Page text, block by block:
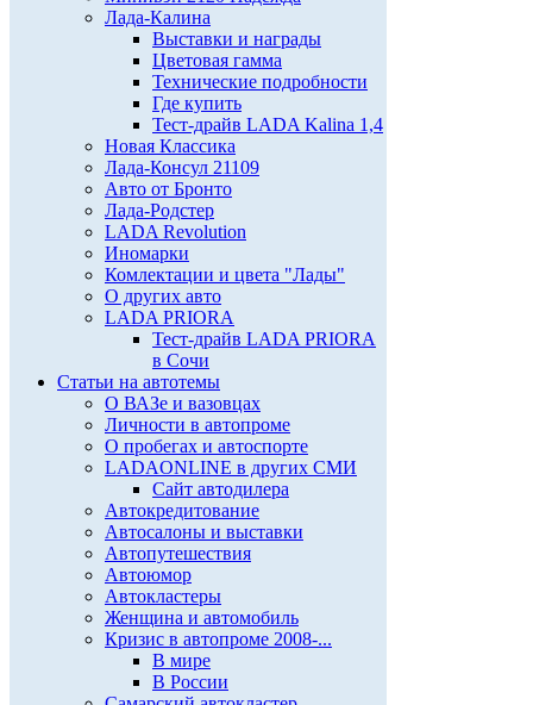
Лада-Калина
Выставки и награды
Цветовая гамма
Технические подробности
Где купить
Тест-драйв LADA Kalina 1,4
Новая Классика
Лада-Консул 21109
Авто от Бронто
Лада-Родстер
LADA Revolution
Иномарки
Комлектации и цвета "Лады"
О других авто
LADA PRIORA
Тест-драйв LADA PRIORA
в Сочи
Статьи на автотемы
О ВАЗе и вазовцах
Личности в автопроме
О пробегах и автоспорте
LADAONLINE в других СМИ
Сайт автодилера
Автокредитование
Автосалоны и выставки
Автопутешествия
Автоюмор
Автокластеры
Женщина и автомобиль
Кризис в автопроме 2008-...
В мире
В России